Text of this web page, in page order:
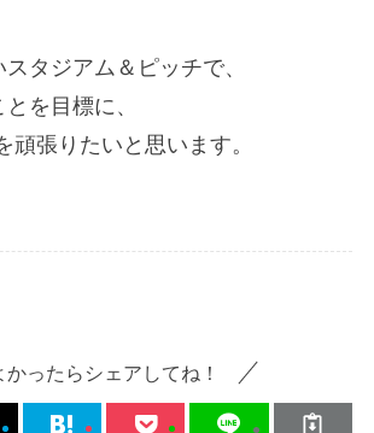
タジアム＆ピッチで、
を目標に、
頑張りたいと思います。
かったらシェアしてね！